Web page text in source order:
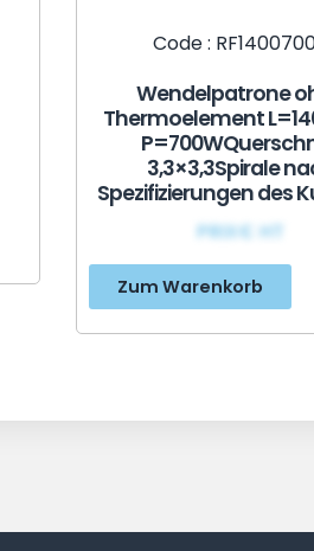
Code :
Wendelpatrone
Thermoelement
3,3×3,3Spirale
Spezifizierungen des
PRIX€ HT
Zum Warenkorb